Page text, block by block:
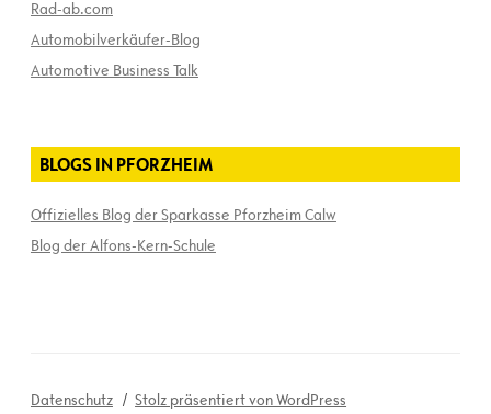
Rad-ab.com
Automobilverkäufer-Blog
Automotive Business Talk
BLOGS IN PFORZHEIM
Offizielles Blog der Sparkasse Pforzheim Calw
Blog der Alfons-Kern-Schule
Datenschutz Stolz präsentiert von WordPress